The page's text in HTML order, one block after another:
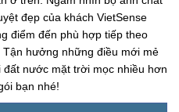
đẹp của khách VietSense
điểm đến phù hợp tiếp theo
hưởng những điều mới mẻ
nước mặt trời mọc nhiều hơn
bạn nhé!